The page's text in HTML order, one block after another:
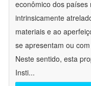
econômico dos
intrinsicamente
materiais e ao
se apresentam ou
Neste sentido, esta
Insti...